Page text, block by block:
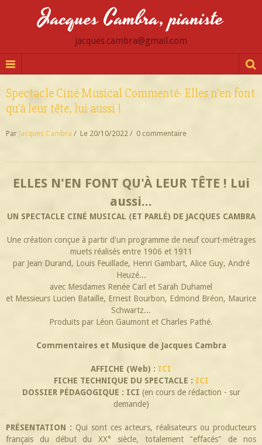
Jacques Cambra, pianiste
jacques.cambra@gmail.com
Spectacle Ciné Musical Commenté- Elles n'en font
qu'à leur tête, lui aussi !
Par Jacques Cambra Le 20/10/2022 0 commentaire
ELLES N'EN FONT QU'À LEUR TÊTE ! Lui
aussi...
UN SPECTACLE CINÉ MUSICAL (ET PARLÉ) DE JACQUES CAMBRA
Une création conçue à partir d'un programme de neuf court-métrages
muets réalisés entre 1906 et 1911
par Jean Durand, Louis Feuillade, Henri Gambart, Alice Guy, André
Heuzé...
avec Mesdames Renée Carl et Sarah Duhamel
et Messieurs Lucien Bataille, Ernest Bourbon, Edmond Bréon, Maurice
Schwartz...
Produits par Léon Gaumont et Charles Pathé.
Commentaires et Musique de Jacques Cambra
AFFICHE (Web) : ICI
FICHE TECHNIQUE DU SPECTACLE : ICI
DOSSIER PÉDAGOGIQUE : ICI (en cours de rédaction - sur
demande)
PRÉSENTATION : Qui sont ces acteurs, réalisateurs ou producteurs
français du début du XX° siècle, totalement "effacés" de nos